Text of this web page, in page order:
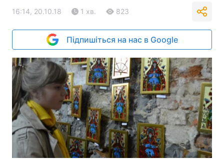
16:14, 20.10.18 1 хв. 823
Підпишіться на нас в Google